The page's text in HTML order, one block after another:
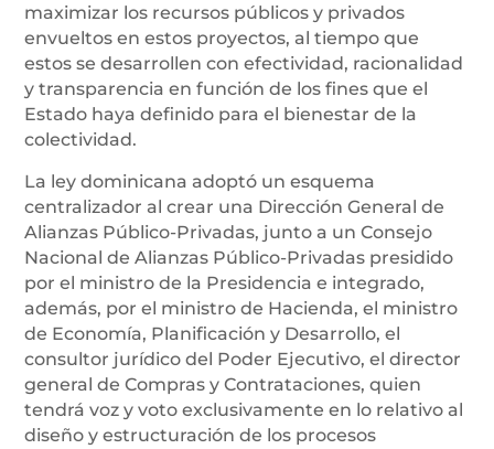
maximizar los recursos públicos y privados
envueltos en estos proyectos, al tiempo que
estos se desarrollen con efectividad, racionalidad
y transparencia en función de los fines que el
Estado haya definido para el bienestar de la
colectividad.
La ley dominicana adoptó un esquema
centralizador al crear una Dirección General de
Alianzas Público-Privadas, junto a un Consejo
Nacional de Alianzas Público-Privadas presidido
por el ministro de la Presidencia e integrado,
además, por el ministro de Hacienda, el ministro
de Economía, Planificación y Desarrollo, el
consultor jurídico del Poder Ejecutivo, el director
general de Compras y Contrataciones, quien
tendrá voz y voto exclusivamente en lo relativo al
diseño y estructuración de los procesos